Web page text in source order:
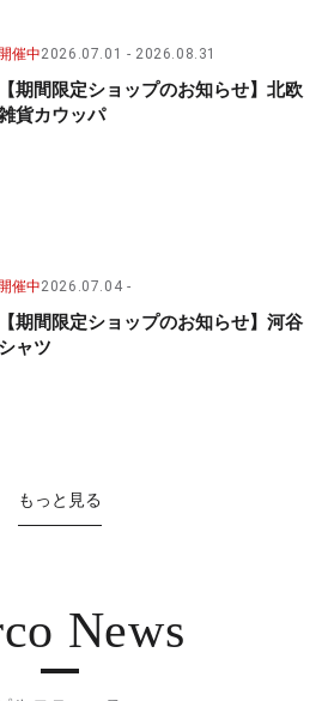
開催中2026.07.01 2026.08.31
【期間限定ショップのお知らせ】北欧
貨カウッパ
催中2026.07.04
【期間限定ショップのお知らせ】河谷
シャツ
もっと見る
News